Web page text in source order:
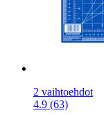
2 vaihtoehdot
4.9 (63)